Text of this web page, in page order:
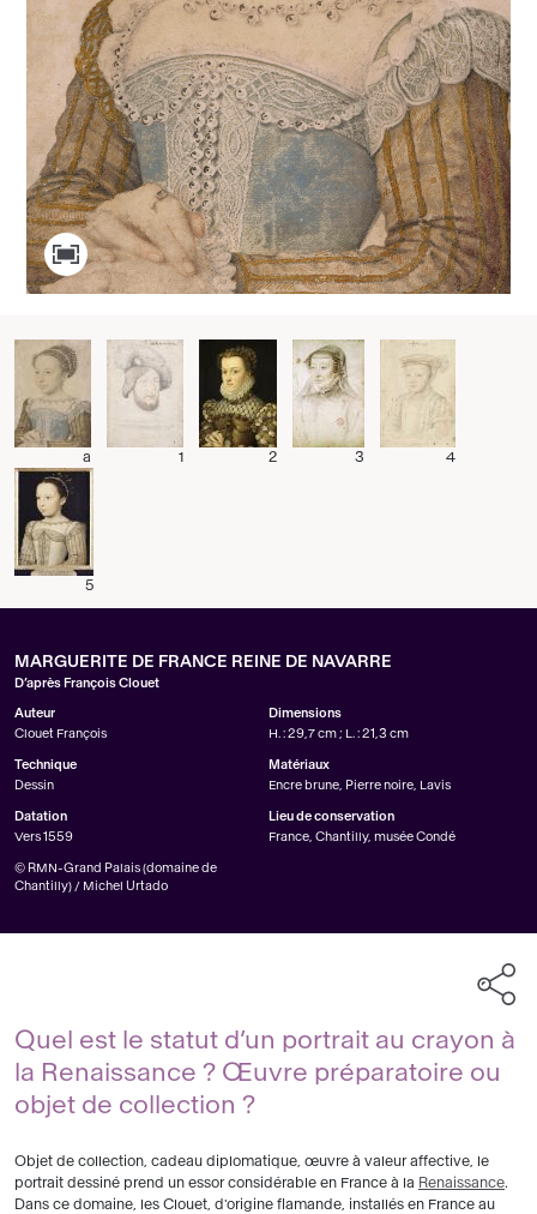
a 1 2 3 4
5
MARGUERITE DE FRANCE REINE DE NAVARRE
D’après François Clouet
Auteur
Clouet François
Dimensions
H. : 29,7 cm ; L. : 21,3 cm
Technique
Dessin
Matériaux
Encre brune, Pierre noire, Lavis
Datation
Vers 1559
Lieu de conservation
France, Chantilly, musée Condé
© RMN-Grand Palais (domaine de
Chantilly) / Michel Urtado
Quel est le statut d’un portrait au crayon à
la Renaissance ? Œuvre préparatoire ou
objet de collection ?
Objet de collection, cadeau diplomatique, œuvre à valeur affective, le
portrait dessiné prend un essor considérable en France à la Renaissance.
Dans ce domaine, les Clouet, d'origine flamande, installés en France au